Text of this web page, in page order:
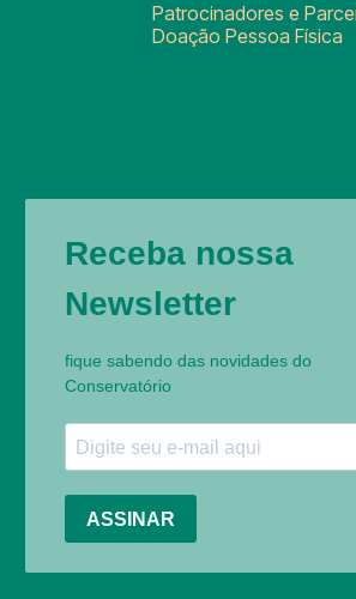
Patrocinadores e
Doação Pessoa Física